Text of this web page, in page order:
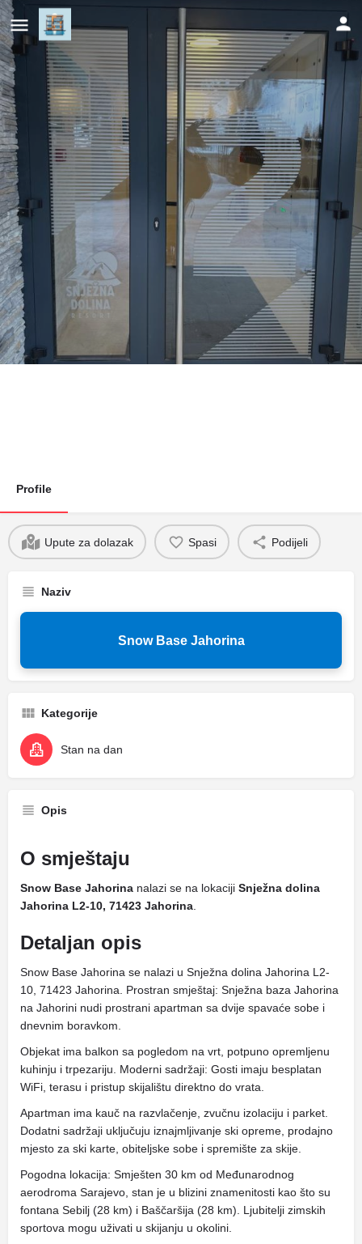
Snow Base Jahorina
Cijena (po danu)
191 KM
Profile
Upute za dolazak Spasi Podijeli
Naziv
Snow Base Jahorina
Kategorije
Stan na dan
Opis
O smještaju
Snow Base Jahorina nalazi se na lokaciji Snježna dolina
Jahorina L2-10, 71423 Jahorina
Detaljan opis
Snow Base Jahorina se nalazi u Snježna dolina Jahorina L2-
10, 71423 Jahorina. Prostran smještaj: Snježna baza Jahorina
na Jahorini nudi prostrani apartman sa dvije spavaće sobe i
dnevnim boravkom.
Objekat ima balkon sa pogledom na vrt, potpuno opremljenu
kuhinju i trpezariju. Moderni sadržaji: Gosti imaju besplatan
WiFi, terasu i pristup skijalištu direktno do vrata.
Apartman ima kauč na razvlačenje, zvučnu izolaciju i parket.
Dodatni sadržaji uključuju iznajmljivanje ski opreme, prodajno
mjesto za ski karte, obiteljske sobe i spremište za skije.
Pogodna lokacija: Smješten 30 km od Međunarodnog
aerodroma Sarajevo, stan je u blizini znamenitosti kao što su
fontana Sebilj (28 km) i Baščaršija (28 km). Ljubitelji zimskih
sportova mogu uživati ​​u skijanju u okolini.